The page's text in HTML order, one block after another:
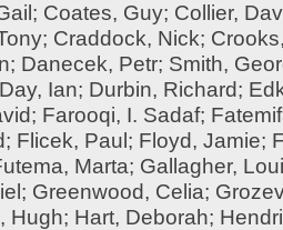
; Coates, Guy; Collier,
; Craddock, Nick;
; Danecek, Petr; Smith,
Day, Ian; Durbin, Richard;
; Farooqi, I. Sadaf;
; Flicek, Paul ; Floyd, Jamie;
Marta; Gallagher,
; Greenwood, Celia;
Hugh; Hart, Deborah;